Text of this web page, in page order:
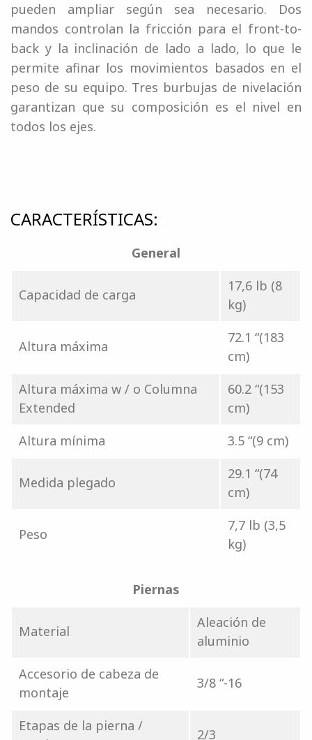
pueden ampliar según sea necesario. Dos
mandos controlan la fricción para el front-to-
back y la inclinación de lado a lado, lo que le
permite afinar los movimientos basados ​​en el
peso de su equipo. Tres burbujas de nivelación
garantizan que su composición es el nivel en
todos los ejes.
CARACTERÍSTICAS:
General
Capacidad de carga
17,6 lb (8
kg)
Altura máxima
72.1 “(183
cm)
Altura máxima w / o Columna
Extended
60.2 “(153
cm)
Altura mínima
3.5 “(9 cm)
Medida plegado
29.1 “(74
cm)
Peso
7,7 lb (3,5
kg)
Piernas
Material
Aleación de
aluminio
Accesorio de cabeza de
montaje
3/8 “-16
Etapas de la pierna /
2/3